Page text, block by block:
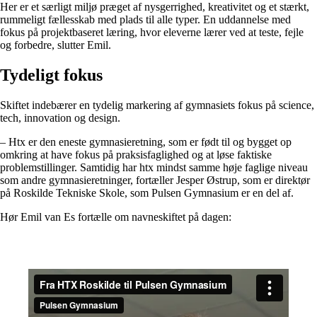
Her er et særligt miljø præget af nysgerrighed, kreativitet og et stærkt,
rummeligt fællesskab med plads til alle typer. En uddannelse med
fokus på projektbaseret læring, hvor eleverne lærer ved at teste, fejle
og forbedre, slutter Emil.
Tydeligt fokus
Skiftet indebærer en tydelig markering af gymnasiets fokus på science,
tech, innovation og design.
– Htx er den eneste gymnasieretning, som er født til og bygget op
omkring at have fokus på praksisfaglighed og at løse faktiske
problemstillinger. Samtidig har htx mindst samme høje faglige niveau
som andre gymnasieretninger, fortæller Jesper Østrup, som er direktør
på Roskilde Tekniske Skole, som Pulsen Gymnasium er en del af.
Hør Emil van Es fortælle om navneskiftet på dagen: